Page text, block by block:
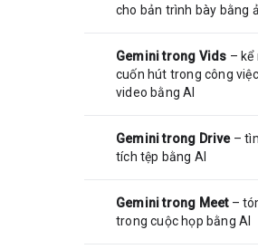
cho bản trình bày bằng
Gemini trong Vids – kể
cuốn hút trong công
video bằng AI
Gemini trong Drive–
tích tệp bằng AI
Gemini trong Meet–
trong cuộc họp bằng AI